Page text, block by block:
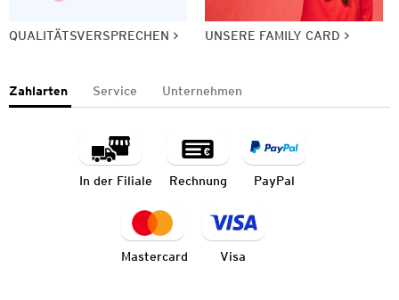
QUALITÄTSVERSPRECHEN UNSERE FAMILY CARD
Zahlarten Service Unternehmen
In der Filiale Rechnung PayPal
Mastercard Visa